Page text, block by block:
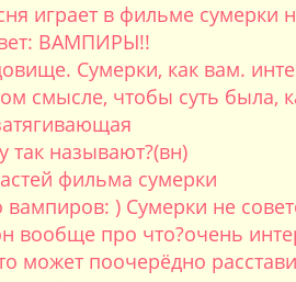
играет в фильме сумерки
ВАМПИРЫ!!
Сумерки, как вам.
смысле, чтобы суть была,
так называют?(вн)
фильма сумерки
) Сумерки не
вообще про что?очень
может поочерёдно